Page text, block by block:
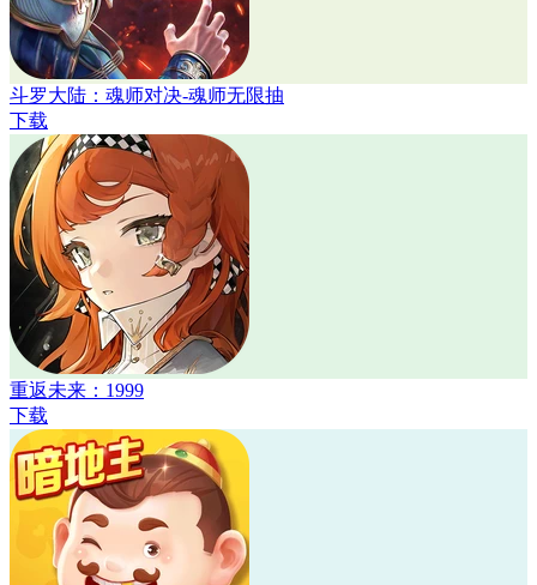
斗罗大陆：魂师对决-魂师无限抽
下载
重返未来：1999
下载